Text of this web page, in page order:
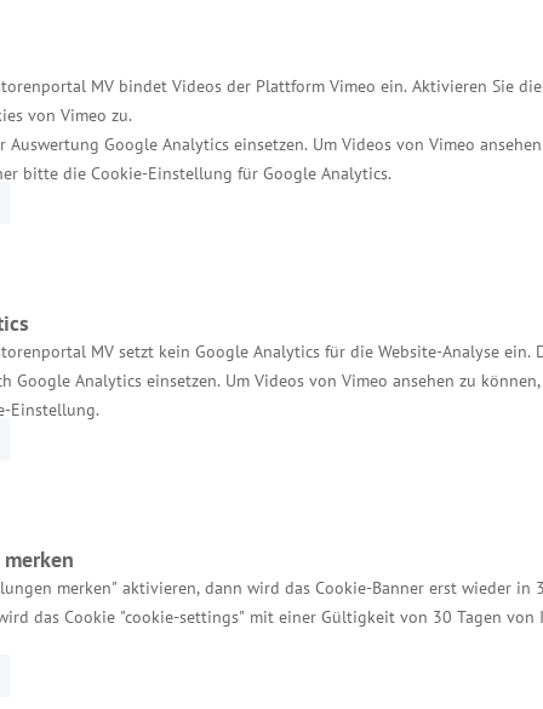
MV bindet Videos der Plattform Vimeo ein. Aktivieren Sie
von Vimeo zu.
Auswertung Google Analytics einsetzen. Um Videos von Vimeo
bitte die Cookie-Einstellung für Google Analytics.
MV setzt kein Google Analytics für die Website-Analyse ein.
Google Analytics einsetzen. Um Videos von Vimeo ansehen zu
Einstellung.
merken" aktivieren, dann wird das Cookie-Banner erst wieder in
das Cookie "cookie-settings" mit einer Gültigkeit von 30 Tagen von
mit einem Gesamtinvestitionsvolumen
mit Mitteln aus dem „Europäischen Fonds
diesen Maßnahmen wurden rund 8.550 neue
vor Ort
die Neuansiedlung betragen rund 3,7 Millionen
„Verbesserung der regionalen
und Batterietechnik Nord
Joachim Koop und Björn
Nach Unternehmensangaben sind
Reinigungsmaschinen, REHA-
Golfcarts, Telekommunikation,
(BSV-Anlagen). Darüber hinaus wartet
Flughäfen oder Datencentern.